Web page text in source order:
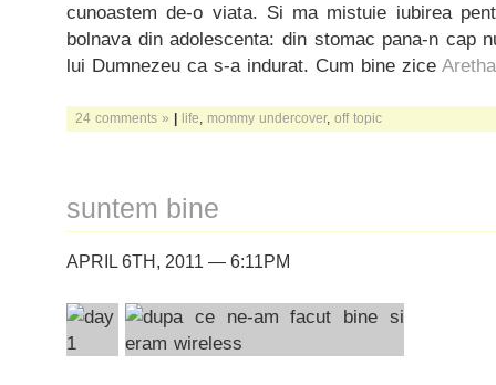
cunoastem de-o viata. Si ma mistuie iubirea
bolnava din adolescenta: din stomac pana-n cap
lui Dumnezeu ca s-a indurat. Cum bine zice
24 comments » | life mommy undercover, off topic
suntem bine
APRIL 6TH, 2011 — 6:11PM